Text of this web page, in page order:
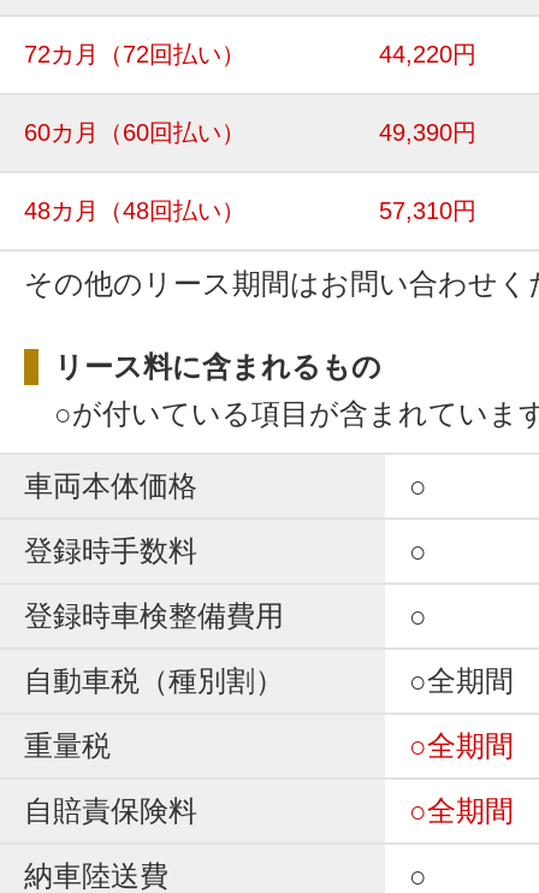
72カ月 （72回払い） 44,220円
60カ月 （60回払い） 49,390円
48カ月 （48回払い） 57,310円
その他のリース期間はお問い合わせく
リース料に含まれるもの
○が付いている項目が含まれていま
車両本体価格
○
登録時手数料
○
登録時車検整備費用
○
自動車税（種別割）
○全期間
重量税
○全期間
自賠責保険料
○全期間
納車陸送費
○